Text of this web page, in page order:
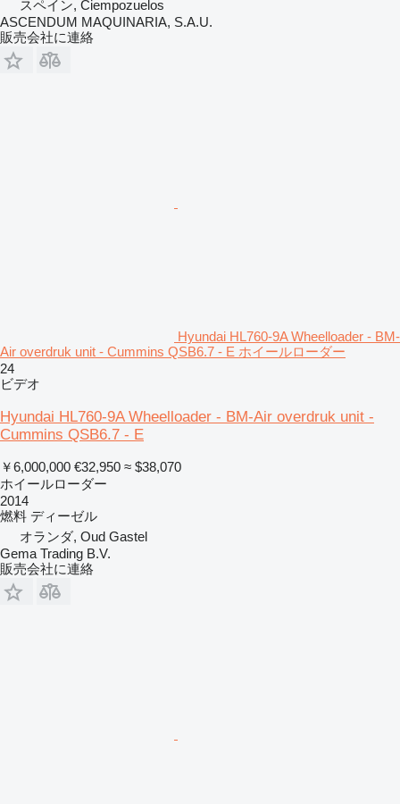
スペイン, Ciempozuelos
ASCENDUM MAQUINARIA, S.A.U.
販売会社に連絡
Hyundai HL760-9A Wheelloader - BM-
Air overdruk unit - Cummins QSB6.7 - E ホイールローダー
24
ビデオ
Hyundai HL760-9A Wheelloader - BM-Air overdruk unit -
Cummins QSB6.7 - E
￥6,000,000 €32,950 ≈ $38,070
ホイールローダー
2014
燃料 ディーゼル
オランダ, Oud Gastel
Gema Trading B.V.
販売会社に連絡